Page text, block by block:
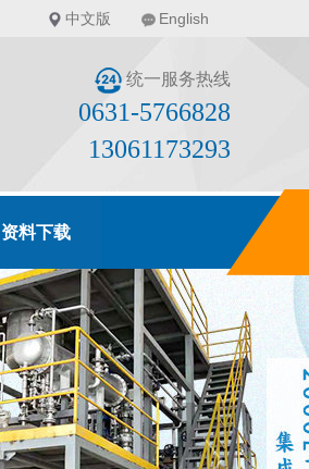
中文版 English
统一服务热线
0631-5766828
13061173293
资料下载